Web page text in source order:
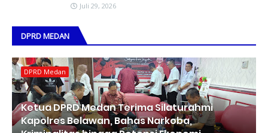
Juli 29, 2026
DPRD MEDAN
DPRD Medan
Ketua DPRD Medan Terima Silaturahmi
Kapolres Belawan, Bahas Narkoba,